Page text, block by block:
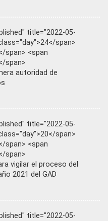
title="2022-05-
span>
span> <span
span>
autoridad de
title="2022-05-
span>
span> <span
span>
vigilar el proceso del
2021 del GAD
title="2022-05-